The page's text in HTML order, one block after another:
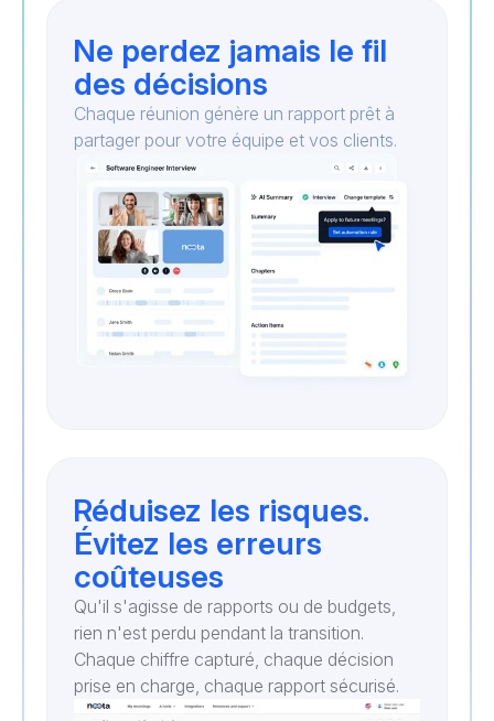
Ne perdez jamais le fil
des décisions
Chaque réunion génère un rapport prêt à
partager pour votre équipe et vos clients.
Réduisez les risques.
Évitez les erreurs
coûteuses
Qu'il s'agisse de rapports ou de budgets,
rien n'est perdu pendant la transition.
Chaque chiffre capturé, chaque décision
prise en charge, chaque rapport sécurisé.